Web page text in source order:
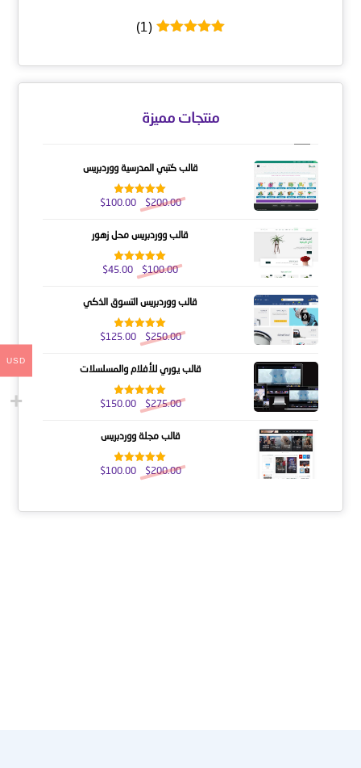
(1)
منتجات مميزة
قالب كتبي المدرسية ووردبريس
تم التقييم
5.00من 5
$200.00
$100.00
قالب ووردبريس محل زهور
تم التقييم
5.00من 5
$100.00
$45.00
قالب ووردبريس التسوق الذكي
تم التقييم
5.00من 5
$250.00
$125.00
قالب يوري للأفلام والمسلسلات
تم التقييم
5.00من 5
$275.00
$150.00
قالب مجلة ووردبريس
تم التقييم
5.00من 5
$200.00
$100.00
USD